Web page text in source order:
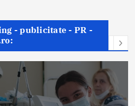
- publicitate - PR -